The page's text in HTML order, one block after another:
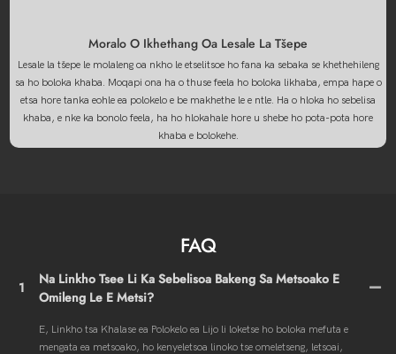
Moralo O Ikhethang Oa Lesale La Tšepe
Lesale la tšepe le molaleng oa nkho le etselitsoe ho fana ka sebaka se khethehileng
sa ho boloka khaba. Moqapi ona ha o thuse feela ho boloka likhaba, empa hape o
etsa hore tanka eohle ea polokelo e be makhethe le e ntle. Ha o hloka ho sebelisa
khaba, e nke ka bonolo feela, ha ho hlokahale hore u shebe ho pota-pota hore
khaba e bolokehe.
FAQ
1
Na Linkho Tsee Li Ka Sebelisoa Bakeng Sa Metsoako E
Omileng Le E Metsi?
E, Linkho tsa Khalase ea Polokelo ea Lijo li loketse ho boloka mefuta e
mengata ea metsoako, ho kenyeletsoa linoko tse omeletseng, letsoai,